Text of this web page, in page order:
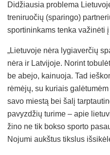
Didžiausia problema
treniruočių (sparingo)
sportininkams tenka važinėti
„Lietuvoje nėra lygiaverčių
nėra ir Latvijoje. Norint
be abejo, kainuoja. Tad
rėmėjų, su kuriais
savo miestą bei šalį
pavyzdžių turime – apie
žino ne tik bokso sporto
Nojumi aukštus tikslus